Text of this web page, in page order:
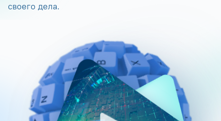
своего дела.